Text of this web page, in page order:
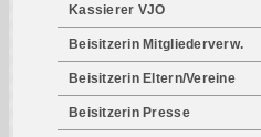
Kassierer VJO
Beisitzerin Mitgliederverw.
Beisitzerin Eltern/Vereine
Beisitzerin Presse